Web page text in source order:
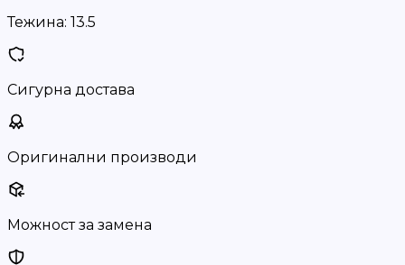
Тежина: 13.5
Сигурна достава
Оригинални производи
Можност за замена